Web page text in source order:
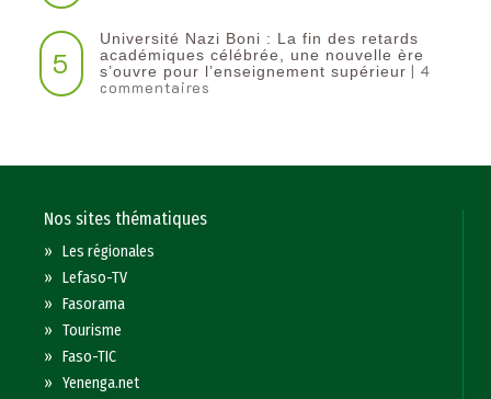
5
Université Nazi Boni : La fin des retards
académiques célébrée, une nouvelle ère
s’ouvre pour l’enseignement supérieur | 4
commentaires
Nos sites thématiques
»Les régionales
»Lefaso-TV
»Fasorama
»Tourisme
»Faso-TIC
»Yenenga.net